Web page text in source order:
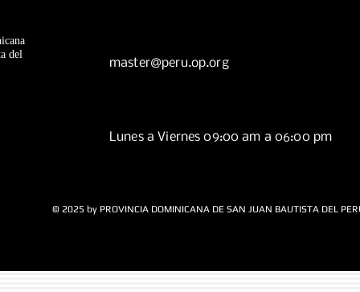
del
master@peru.op.org
Lunes a Viernes 09:00 am a 06:00 pm
© 2025 by PROVINCIA DOMINICANA DE SAN JUAN BAUTISTA DEL